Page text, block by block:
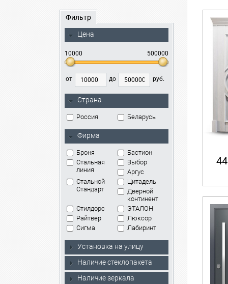
Фильтр
Цена
10000 500000
от до руб.
Страна
Россия Беларусь
Фирма
Броня
Бастион
Стальная
линия
Выбор
Аргус
Стальной
Стандарт
Цитадель
Дверной
континент
Стилдорс
ЭТАЛОН
Райтвер
Люксор
Сигма
Лабиринт
Установка на улицу
Наличие стеклопакета
Наличие зеркала